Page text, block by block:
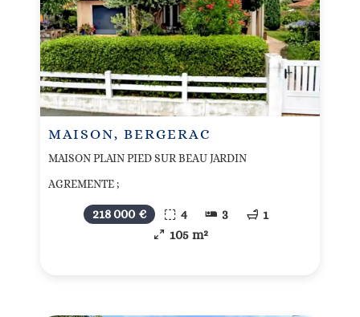
MAISON, BERGERAC
MAISON PLAIN PIED SUR BEAU JARDIN
AGREMENTE ;
218 000 € 4 3
1
105 m²